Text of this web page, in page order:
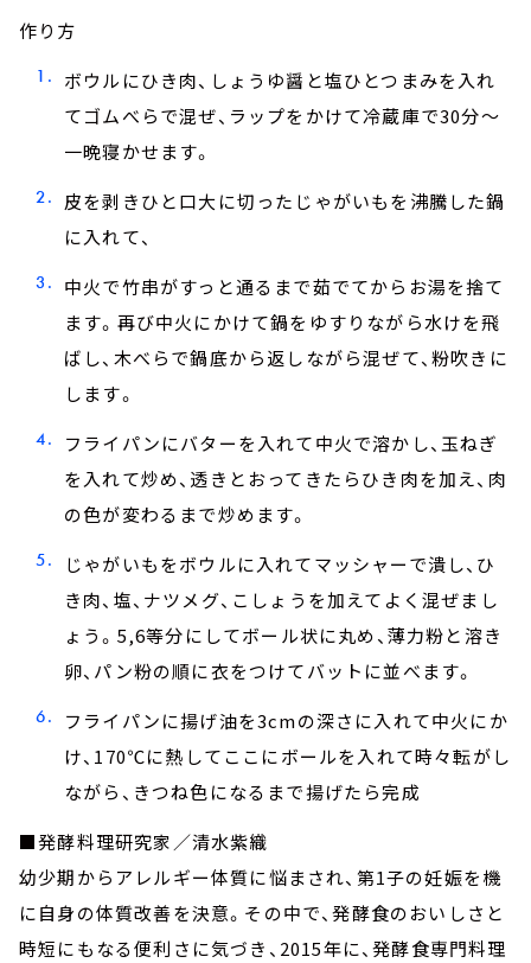
作り方
ボウルにひき肉、しょうゆ醤と塩ひとつまみを入れ
てゴムべらで混ぜ、ラップをかけて冷蔵庫で30分～
一晩寝かせます。
皮を剥きひと口大に切ったじゃがいもを沸騰した鍋
に入れて、
中火で竹串がすっと通るまで茹でてからお湯を捨て
ます。再び中火にかけて鍋をゆすりながら水けを飛
ばし、木べらで鍋底から返しながら混ぜて、粉吹きに
します。
フライパンにバターを入れて中火で溶かし、玉ねぎ
を入れて炒め、透きとおってきたらひき肉を加え、肉
の色が変わるまで炒めます。
じゃがいもをボウルに入れてマッシャーで潰し、ひ
き肉、塩、ナツメグ、こしょうを加えてよく混ぜまし
ょう。5,6等分にしてボール状に丸め、薄力粉と溶き
卵、パン粉の順に衣をつけてバットに並べます。
フライパンに揚げ油を3cmの深さに入れて中火にか
け、170℃に熱してここにボールを入れて時々転がし
ながら、きつね色になるまで揚げたら完成
■発酵料理研究家／清水紫織
幼少期からアレルギー体質に悩まされ、第1子の妊娠を機
に自身の体質改善を決意。その中で、発酵食のおいしさと
時短にもなる便利さに気づき、2015年に、発酵食専門料理